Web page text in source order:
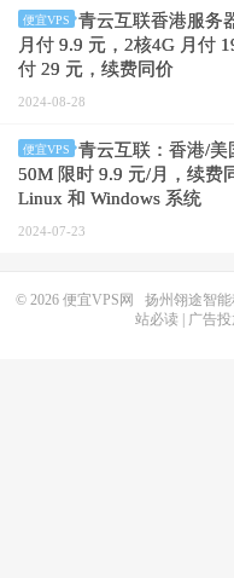
便宜VPS
青云互联香港服务
月付 9.9 元，2核4G 月付
付 29 元，续费同价
2024-08-28
便宜VPS
青云互联：香港/美
50M 限时 9.9 元/月，续费
Linux 和 Windows 系统
2024-07-23
© 2026 便宜VPS网 扬州翎途智能
站必读
广告投